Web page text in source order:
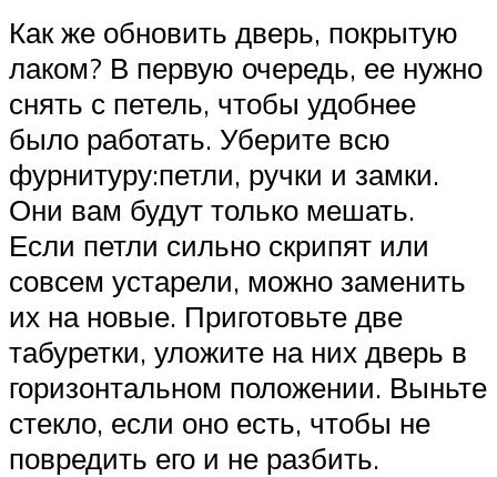
Как же обновить дверь, покрытую
лаком? В первую очередь, ее нужно
снять с петель, чтобы удобнее
было работать. Уберите всю
фурнитуру:петли, ручки и замки.
Они вам будут только мешать.
Если петли сильно скрипят или
совсем устарели, можно заменить
их на новые. Приготовьте две
табуретки, уложите на них дверь в
горизонтальном положении. Выньте
стекло, если оно есть, чтобы не
повредить его и не разбить.